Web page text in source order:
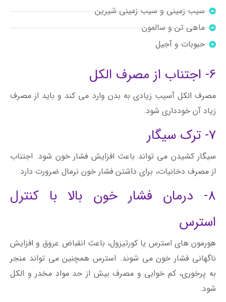
سیب زمینی و سیب زمینی شیرین
ماهی تن و سالمون
حبوبات و آجیل
6- اجتناب از مصرف الکل
مصرف الکل آسیب زیادی به بدن وارد می کند و باید از مصرف
زیاد آن خودداری شود.
7- ترک سیگار
سیگار کشیدن می تواند باعث افزایش فشار خون شود. اجتناب
از مصرف دخانیات، برای داشتن فشار خون نرمال ضرورت دارد.
8- درمان فشار خون بالا با کنترل
استرس
هورمون های استرس یا کورتیزول، باعث انقباض عروق و افزایش
ناگهانی فشار خون می شوند. استرس همچنین می تواند منجر
به پرخوری، کم خوابی و مصرف بیش از حد مواد مخدر و الکل
شود.